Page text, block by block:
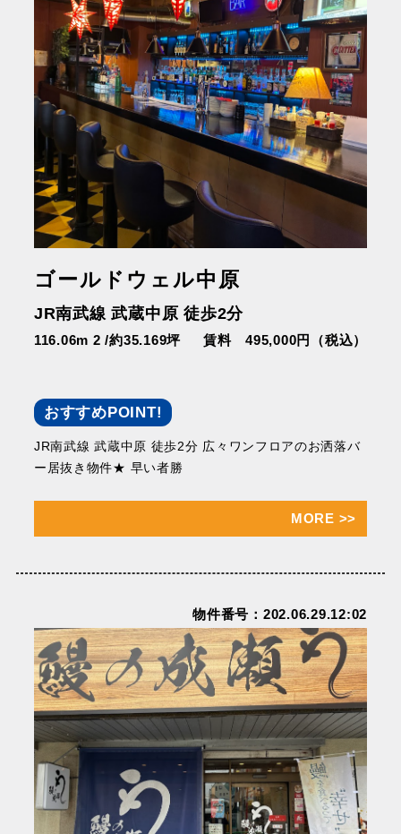
ゴールドウェル中原
JR南武線 武蔵中原 徒歩2分
116.06m 2 /約35.169坪 賃料 495,000円（税込）
おすすめPOINT!
JR南武線 武蔵中原 徒歩2分 広々ワンフロアのお洒落バ
ー居抜き物件★ 早い者勝
MORE >>
物件番号：202.06.29.12:02